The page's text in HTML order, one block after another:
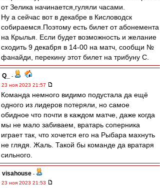
от Зелика начинается,гуляли часами.
Ну а сейчас вот в декабре в Кисловодск
собираемся.Поэтому есть билет от абонемента
на Крылья. Если будет возможность и желание
сходить 9 декабря в 14-00 на матч, сообщи №
фанайди, перекину этот билет на трибуну С.
Q_
-
23 ноя 2023 21:57
Команда немного видимо подустала да ещё
одного из лидеров потеряли, но самое
обидное что почти в каждом матче, даже когда
мы не мало забиваем, вратарь соперника
играет так, что хочется его на Рыбара махнуть
не глядя. Жаль. Такой бы команде да вратаря
сильного.
visahouse -
23 ноя 2023 21:53